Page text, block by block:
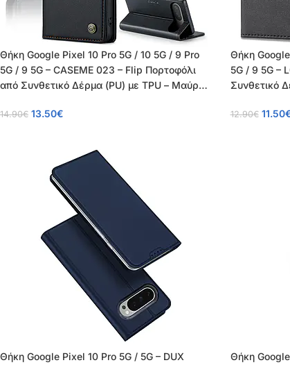
Θήκη Google Pixel 10 Pro 5G / 10 5G / 9 Pro
5G / 9 5G – CASEME 023 – Flip Πορτοφόλι
από Συνθετικό Δέρμα (PU) με TPU – Μαύρο
14.90€ 13.50€
Θήκη
5G / 9 5G –
Συνθετικό
12.90€ 11.50
Θήκη Google Pixel 10 Pro 5G / 5G – DUX
Θήκη